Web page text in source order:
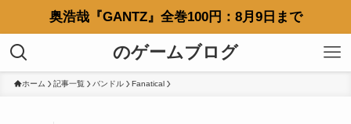
奥浩哉『GANTZ』全巻100円：8月9日まで
のゲームブログ
ホーム 記事一覧 バンドル Fanatical